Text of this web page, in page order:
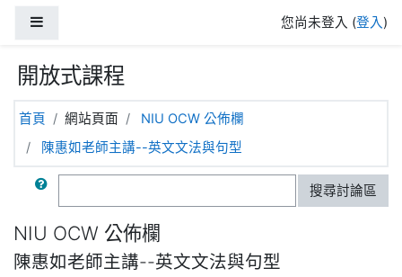
您尚未登入 (登入)
開放式課程
首頁 網站頁面
NIU OCW 公佈欄
陳惠如老師主講--英文文法與句型
搜尋 搜尋討論區
NIU OCW 公佈欄
陳惠如老師主講--英文文法與句型